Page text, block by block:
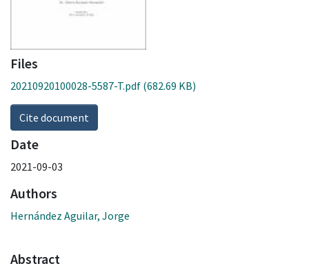
Files
20210920100028-5587-T.pdf (682.69 KB)
Cite document
Date
2021-09-03
Authors
Hernández Aguilar, Jorge
Abstract